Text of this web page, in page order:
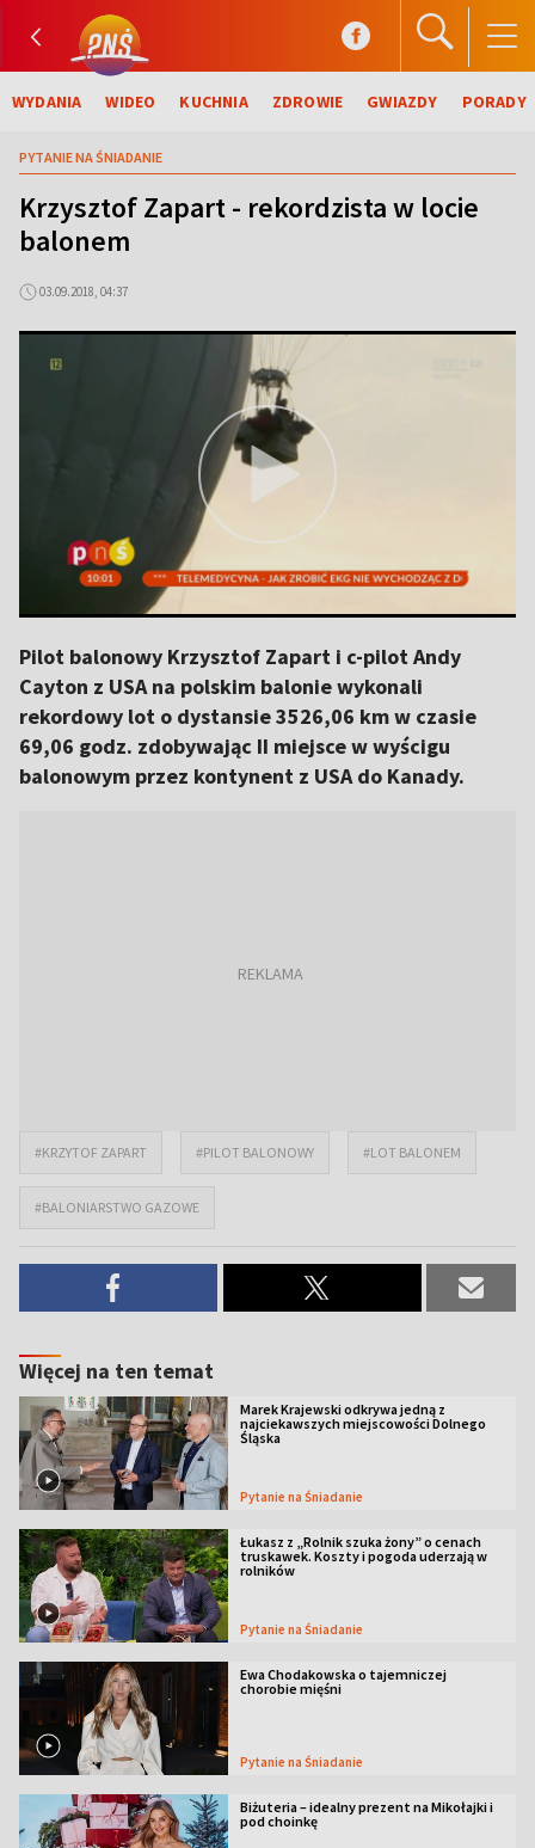
WYDANIA WIDEO KUCHNIA ZDROWIE GWIAZDY PORADY
PYTANIE NA ŚNIADANIE
Krzysztof Zapart - rekordzista w locie
balonem
03.09.2018, 04:37
Pilot balonowy Krzysztof Zapart i c-pilot Andy
Cayton z USA na polskim balonie wykonali
rekordowy lot o dystansie 3526,06 km w czasie
69,06 godz. zdobywając II miejsce w wyścigu
balonowym przez kontynent z USA do Kanady.
#KRZYTOF ZAPART #PILOT BALONOWY #LOT BALONEM
#BALONIARSTWO GAZOWE
Więcej na ten temat
Marek Krajewski odkrywa jedną z
najciekawszych miejscowości Dolnego
Śląska
Pytanie na Śniadanie
Łukasz z „Rolnik szuka żony” o cenach
truskawek. Koszty i pogoda uderzają w
rolników
Pytanie na Śniadanie
Ewa Chodakowska o tajemniczej
chorobie mięśni
Pytanie na Śniadanie
Biżuteria – idealny prezent na Mikołajki i
pod choinkę